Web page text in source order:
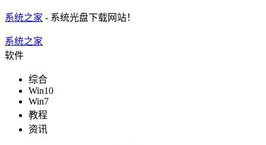
系统之家 - 系统光盘下载网站！
系统之家
软件
综合
Win10
Win7
教程
资讯